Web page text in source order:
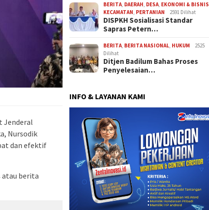
Jenderal
Nursodik
dan efektif
atau berita
BERITA DAERAH DESA EKONOMI & BISNIS
KECAMATAN PERTANIAN 2591 Dilihat
DISPKH Sosialisasi Standar
Sapras Petern…
BERITA BERITA NASIONAL HUKUM
2525
Dilihat
Ditjen Badilum Bahas Proses
Penyelesaian…
INFO & LAYANAN KAMI